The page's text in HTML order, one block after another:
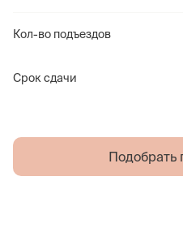
Кол-во подъездов
Срок сдачи
Подобрать